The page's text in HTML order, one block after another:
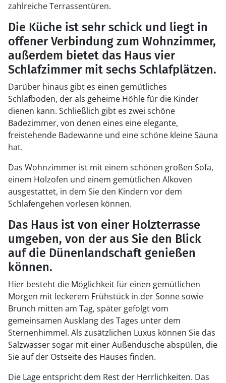
zahlreiche Terrassentüren.
Die Küche ist sehr schick und liegt in
offener Verbindung zum Wohnzimmer,
außerdem bietet das Haus vier
Schlafzimmer mit sechs Schlafplätzen.
Darüber hinaus gibt es einen gemütliches
Schlafboden, der als geheime Höhle für die Kinder
dienen kann. Schließlich gibt es zwei schöne
Badezimmer, von denen eines eine elegante,
freistehende Badewanne und eine schöne kleine Sauna
hat.
Das Wohnzimmer ist mit einem schönen großen Sofa,
einem Holzofen und einem gemütlichen Alkoven
ausgestattet, in dem Sie den Kindern vor dem
Schlafengehen vorlesen können.
Das Haus ist von einer Holzterrasse
umgeben, von der aus Sie den Blick
auf die Dünenlandschaft genießen
können.
Hier besteht die Möglichkeit für einen gemütlichen
Morgen mit leckerem Frühstück in der Sonne sowie
Brunch mitten am Tag, später gefolgt vom
gemeinsamen Ausklang des Tages unter dem
Sternenhimmel. Als zusätzlichen Luxus können Sie das
Salzwasser sogar mit einer Außendusche abspülen, die
Sie auf der Ostseite des Hauses finden.
Die Lage entspricht dem Rest der Herrlichkeiten. Das